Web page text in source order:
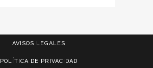
AVISOS LEGALES
POLÍTICA DE PRIVACIDAD